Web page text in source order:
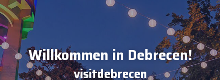
Willkommen in Debrecen!
visitdebrecen